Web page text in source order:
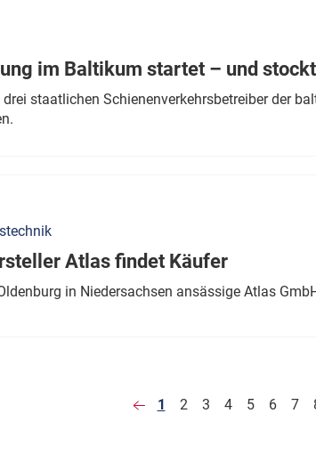
im Baltikum startet – und stockt
staatlichen Schienenverkehrsbetreiber der
Atlas findet Käufer
in Niedersachsen ansässige Atlas
1 2 3 4 5 6 7